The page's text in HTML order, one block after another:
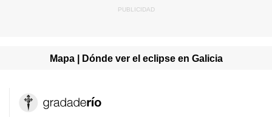
Mapa | Dónde ver el eclipse en Galicia